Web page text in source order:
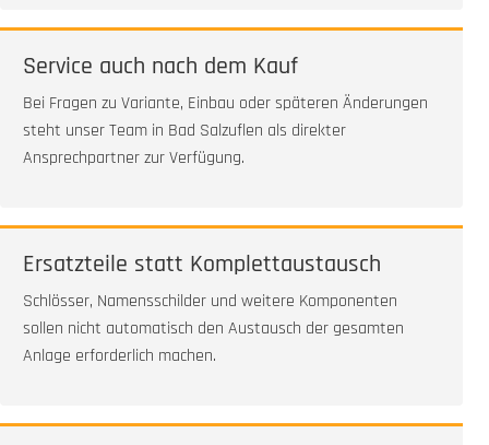
Service auch nach dem Kauf
Bei Fragen zu Variante, Einbau oder späteren Änderungen
steht unser Team in Bad Salzuflen als direkter
Ansprechpartner zur Verfügung.
Ersatzteile statt Komplettaustausch
Schlösser, Namensschilder und weitere Komponenten
sollen nicht automatisch den Austausch der gesamten
Anlage erforderlich machen.